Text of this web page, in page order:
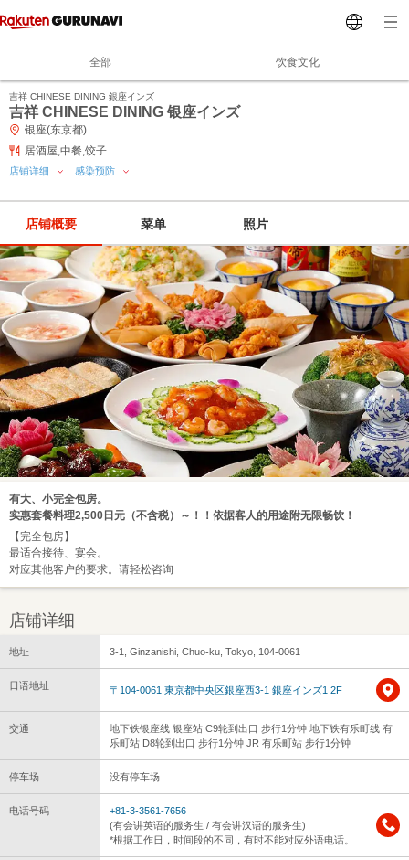
全部 饮食文化
吉祥 CHINESE DINING 銀座インズ
吉祥 CHINESE DINING 银座インズ
银座(东京都)
居酒屋,中餐,饺子
店铺详细 感染预防
店铺概要 菜单 照片
有大、小完全包房。
实惠套餐料理2,500日元（不含税）～！！依据客人的用途附无限畅饮！
【完全包房】
最适合接待、宴会。
对应其他客户的要求。请轻松咨询
店铺详细
地址 3-1, Ginzanishi, Chuo-ku, Tokyo, 104-0061
日语地址 〒104-0061 東京都中央区銀座西3-1 銀座インズ1 2F
交通
地下铁银座线 银座站 C9轮到出口 步行1分钟 地下铁有乐町线 有
乐町站 D8轮到出口 步行1分钟 JR 有乐町站 步行1分钟
停车场 没有停车场
电话号码
+81-3-3561-7656
(有会讲英语的服务生 / 有会讲汉语的服务生)
*根据工作日，时间段的不同，有时不能对应外语电话。